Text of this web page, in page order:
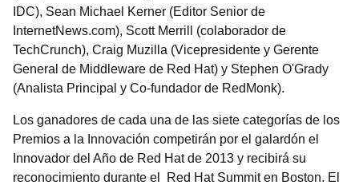
IDC), Sean Michael Kerner (Editor Senior de
InternetNews.com), Scott Merrill (colaborador de
TechCrunch), Craig Muzilla (Vicepresidente y Gerente
General de Middleware de Red Hat) y Stephen O'Grady
(Analista Principal y Co-fundador de RedMonk).
Los ganadores de cada una de las siete categorías de los
Premios a la Innovación competirán por el galardón el
Innovador del Año de Red Hat de 2013 y recibirá su
reconocimiento durante el Red Hat Summit en Boston. El